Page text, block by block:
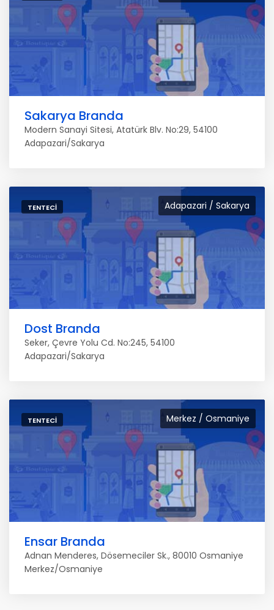
Sakarya Branda
Modern Sanayi Sitesi, Atatürk Blv. No:29, 54100
Adapazari/Sakarya
Adapazari / Sakarya
TENTECI
Dost Branda
Seker, Çevre Yolu Cd. No:245, 54100
Adapazari/Sakarya
Merkez / Osmaniye
TENTECI
Ensar Branda
Adnan Menderes, Dösemeciler Sk., 80010 Osmaniye
Merkez/Osmaniye